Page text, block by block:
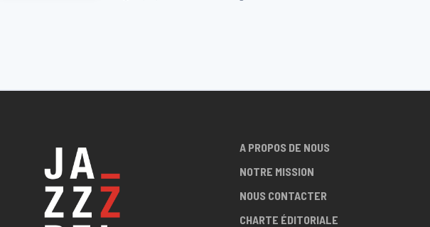
A PROPOS DE NOUS
NOTRE MISSION
NOUS CONTACTER
CHARTE ÉDITORIALE